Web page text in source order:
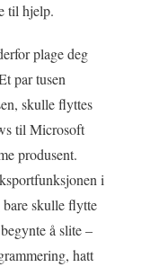
til hjelp.
plage deg
par tusen
skulle flyttes
til Microsoft
produsent.
i
skulle flytte
å slite –
hatt